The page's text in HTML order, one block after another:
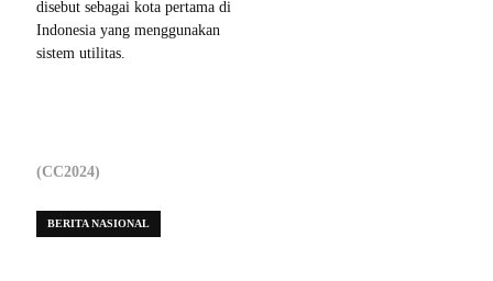
disebut sebagai kota pertama di
Indonesia yang menggunakan
sistem utilitas.
(CC2024)
BERITA NASIONAL